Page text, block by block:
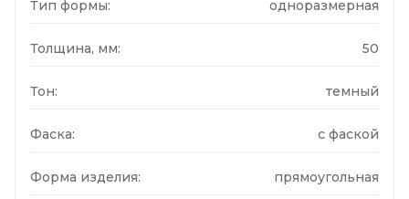
Тип формы: одноразмерная
Толщина, мм: 50
Тон: темный
Фаска: с фаской
Форма изделия: прямоугольная